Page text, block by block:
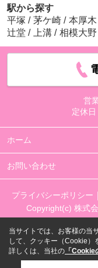
駅から探す
平塚 / 茅ケ崎 / 本厚木
辻堂 / 上溝 / 相模大野
営
定休日
ホーム
お問い合わせ
プライバシーポリシー
Copyright(c) 株式
当サイトでは、お客様の当
して、クッキー（Cookie）
詳しくは、当社の 「Cookie